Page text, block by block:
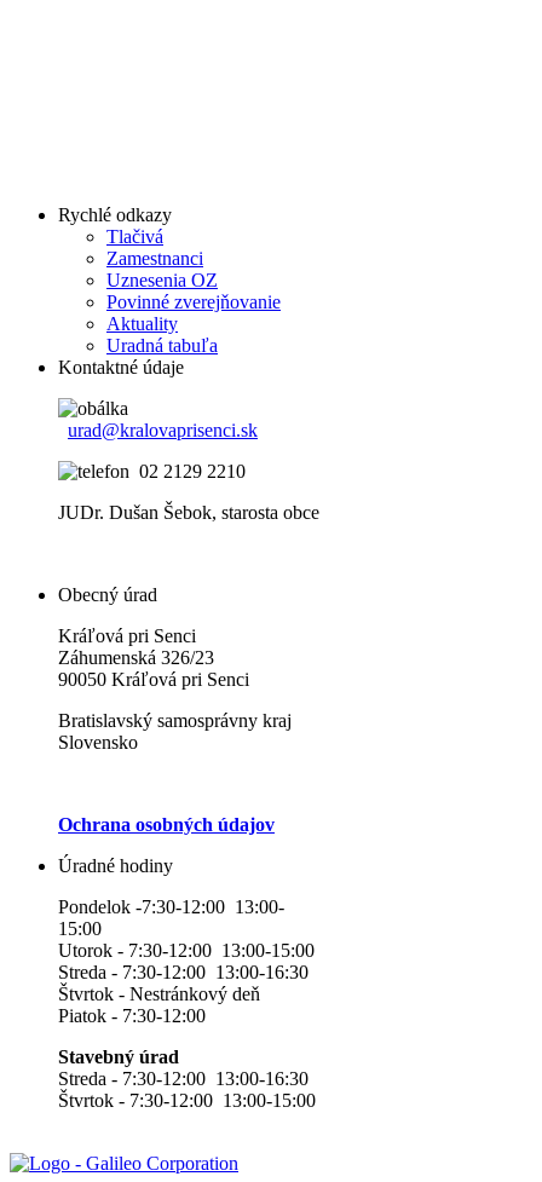
Rychlé odkazy
Tlačivá
Zamestnanci
Uznesenia OZ
Povinné zverejňovanie
Aktuality
Uradná tabuľa
Kontaktné údaje
urad@kralovaprisenci.sk
02 2129 2210
JUDr. Dušan Šebok, starosta obce
Obecný úrad
Kráľová pri Senci
Záhumenská 326/23
90050 Kráľová pri Senci
Bratislavský samosprávny kraj
Slovensko
Ochrana osobných údajov
Úradné hodiny
Pondelok -7:30-12:00 13:00-
15:00
Utorok - 7:30-12:00 13:00-15:00
Streda - 7:30-12:00 13:00-16:30
Štvrtok - Nestránkový deň
Piatok - 7:30-12:00
Stavebný úrad
Streda - 7:30-12:00 13:00-16:30
Štvrtok - 7:30-12:00 13:00-15:00